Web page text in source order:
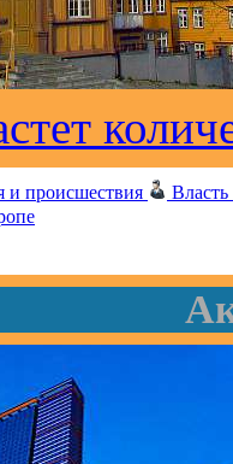
и происшествия